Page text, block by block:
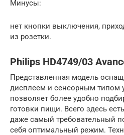
Минусы:
нет кнопки выключения,
из розетки.
Philips HD4749/03
Представленная модель
дисплеем и сенсорным типом
позволяет более удобно
готовки пищи. Всего здесь
даже самый требовательный
себя оптимальный режим.